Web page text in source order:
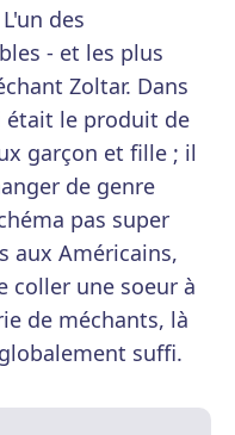
des
- et les plus
Zoltar. Dans
était le produit de
garçon et fille ; il
de genre
pas super
aux Américains,
coller une soeur à
de méchants, là
suffi.